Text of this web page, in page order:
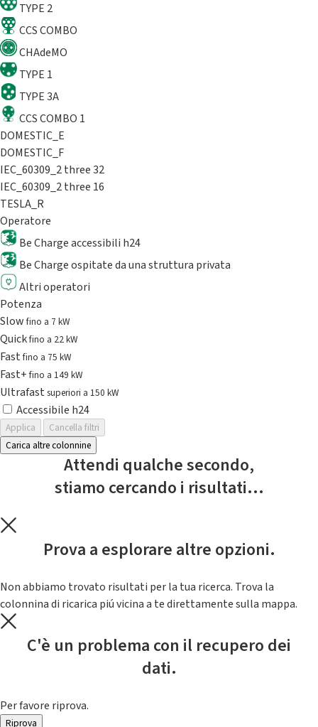
TYPE 2
CCS COMBO
CHAdeMO
TYPE 1
TYPE 3A
CCS COMBO 1
DOMESTIC_E
DOMESTIC_F
IEC_60309_2 three 32
IEC_60309_2 three 16
TESLA_R
Operatore
Be Charge accessibili h24
Be Charge ospitate da una struttura privata
Altri operatori
Potenza
Slowfino a 7 kW
Quickfino a 22 kW
Fastfino a 75 kW
Fast+fino a 149 kW
Ultrafast superiori a 150 kW
Accessibile h24
Applica
Cancella filtri
Carica altre colonnine
Attendi qualche secondo,
stiamo cercando i risultati...
Prova a esplorare altre opzioni.
Non abbiamo trovato risultati per la tua ricerca. Trova la
colonnina di ricarica piú vicina a te direttamente sulla mappa.
C'è un problema con il recupero dei
dati.
Per favore riprova.
Riprova